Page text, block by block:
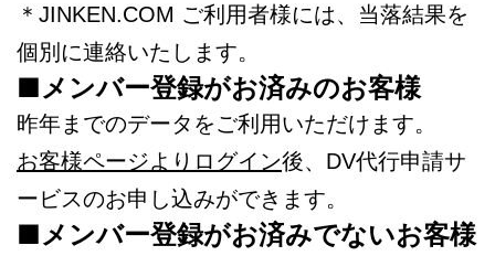
＊JINKEN.COM ご利用者様には、当落結果を
個別に連絡いたします。
■メンバー登録がお済みのお客様
昨年までのデータをご利用いただけます。
お客様ページよりログイン後、DV代行申請サ
ービスのお申し込みができます。
■メンバー登録がお済みでないお客様